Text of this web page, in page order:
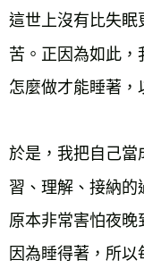
這世上沒有比失眠
苦。正因為如此
怎麼做才能睡著，
於是，我把自己當
習、理解、接納的
原本非常害怕夜晚
因為睡得著，所